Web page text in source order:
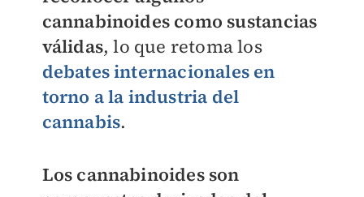
cannabinoides como sustancias
válidas, lo que retoma los
debates internacionales en
torno a la industria del
cannabis.
Los cannabinoides son